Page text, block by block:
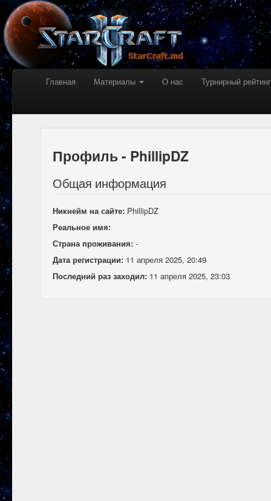
Главная Материалы О нас Турнирный рейтинг
Профиль - PhillipDZ
Общая информация
Никнейм на сайте: PhillipDZ
Реальное имя:
Страна проживания: -
Дата регистрации: 11 апреля 2025, 20:49
Последний раз заходил: 11 апреля 2025, 23:03